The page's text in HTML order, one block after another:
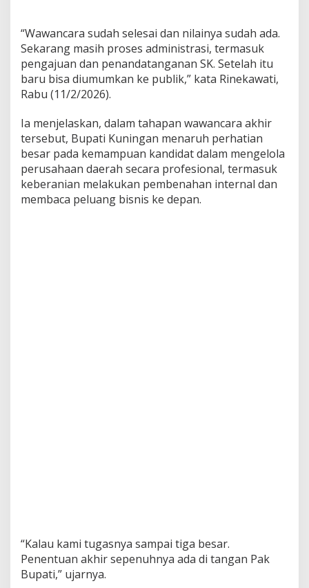
“Wawancara sudah selesai dan nilainya sudah ada.
Sekarang masih proses administrasi, termasuk
pengajuan dan penandatanganan SK. Setelah itu
baru bisa diumumkan ke publik,” kata Rinekawati,
Rabu (11/2/2026).
Ia menjelaskan, dalam tahapan wawancara akhir
tersebut, Bupati Kuningan menaruh perhatian
besar pada kemampuan kandidat dalam mengelola
perusahaan daerah secara profesional, termasuk
keberanian melakukan pembenahan internal dan
membaca peluang bisnis ke depan.
“Kalau kami tugasnya sampai tiga besar.
Penentuan akhir sepenuhnya ada di tangan Pak
Bupati,” ujarnya.